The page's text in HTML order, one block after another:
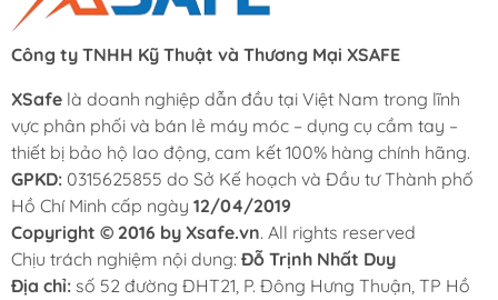
Công ty TNHH Kỹ Thuật và Thương Mại XSAFE
XSafe là doanh nghiệp dẫn đầu tại Việt Nam trong lĩnh
vực phân phối và bán lẻ máy móc – dụng cụ cầm tay –
thiết bị bảo hộ lao động, cam kết 100% hàng chính hãng.
GPKD: 0315625855 do Sở Kế hoạch và Đầu tư Thành phố
Hồ Chí Minh cấp ngày 12/04/2019
Copyright © 2016 by Xsafe.vn. All rights reserved
Chịu trách nghiệm nội dung: Đỗ Trịnh Nhất Duy
Địa chỉ: số 52 đường ĐHT21, P. Đông Hưng Thuận, TP Hồ